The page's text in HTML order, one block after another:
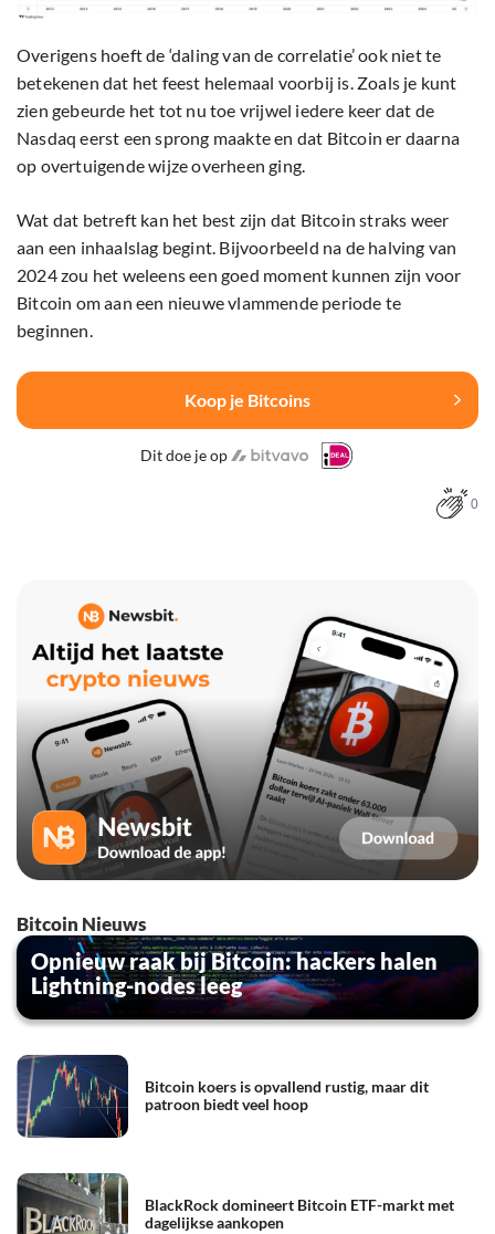
Overigens hoeft de ‘daling van de correlatie’ ook niet te
betekenen dat het feest helemaal voorbij is. Zoals je kunt
zien gebeurde het tot nu toe vrijwel iedere keer dat de
Nasdaq eerst een sprong maakte en dat Bitcoin er daarna
op overtuigende wijze overheen ging.
Wat dat betreft kan het best zijn dat Bitcoin straks weer
aan een inhaalslag begint. Bijvoorbeeld na de halving van
2024 zou het weleens een goed moment kunnen zijn voor
Bitcoin om aan een nieuwe vlammende periode te
beginnen.
Koop je Bitcoins
Dit doe je op
0
Bitcoin Nieuws
Opnieuw raak bij Bitcoin: hackers halen
Lightning-nodes leeg
Bitcoin koers is opvallend rustig, maar dit
patroon biedt veel hoop
BlackRock domineert Bitcoin ETF-markt met
dagelijkse aankopen